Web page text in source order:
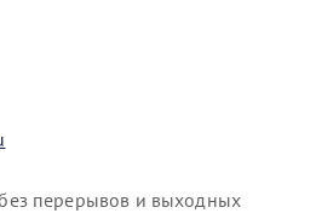
перерывов и выходных